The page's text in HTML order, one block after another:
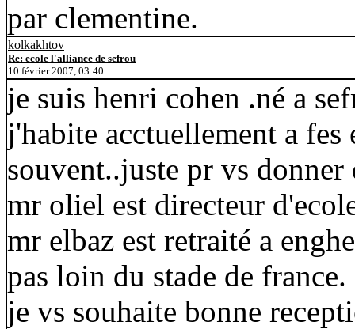
par clementine.
kolkakhtov
Re: ecole l'alliance de sefrou
10 février 2007, 03:40
je suis henri cohen .né a
j'habite acctuellement a
souvent..juste pr vs
mr oliel est directeur
mr elbaz est retraité a
pas loin du stade de france.
je vs souhaite bonne